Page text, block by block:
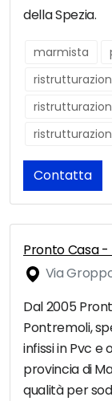
della Spezia.
marmista
Contatta
Pronto Casa -
Via
Dal 2005
Pontremoli,
infissi in Pvc e
provincia di
qualità per